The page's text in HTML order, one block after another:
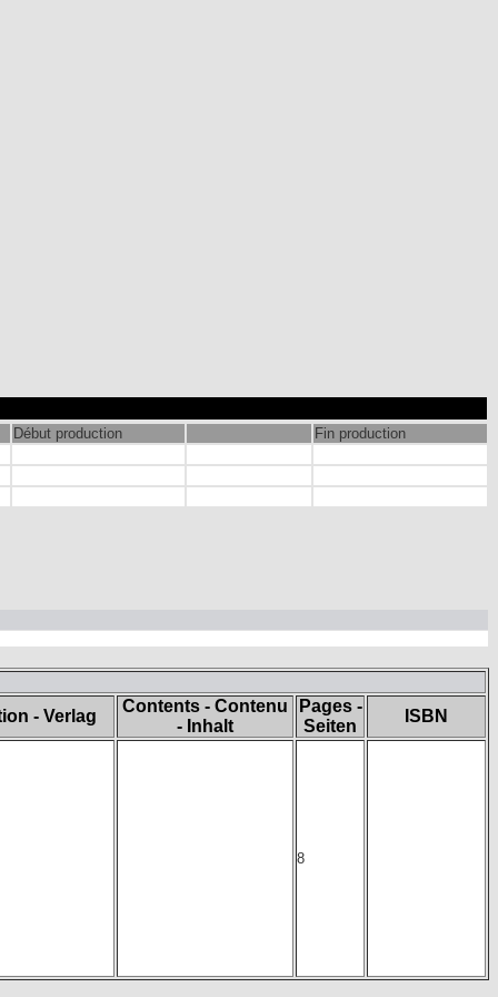
Début production Fin production
- Verlag
Contents - Contenu
- Inhalt
Pages -
Seiten
ISBN
8